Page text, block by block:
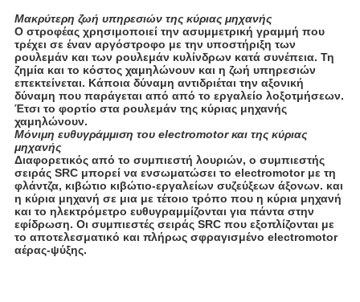
Μακρύτερη ζωή υπηρεσιών της κύριας μηχανής
Ο στροφέας χρησιμοποιεί την ασυμμετρική γραμμή που
τρέχει σε έναν αργόστροφο με την υποστήριξη των
ρουλεμάν και των ρουλεμάν κυλίνδρων κατά συνέπεια. Τη
ζημία και το κόστος χαμηλώνουν και η ζωή υπηρεσιών
επεκτείνεται. Κάποια δύναμη αντιδριέται την αξονική
δύναμη που παράγεται από από το εργαλείο λοξοτμήσεων.
Έτσι το φορτίο στα ρουλεμάν της κύριας μηχανής
χαμηλώνουν.
Μόνιμη ευθυγράμμιση του electromotor και της κύριας
μηχανής
Διαφορετικός από το συμπιεστή λουριών, ο συμπιεστής
σειράς SRC μπορεί να ενσωματώσει το electromotor με τη
φλάντζα, κιβώτιο κιβώτιο-εργαλείων συζεύξεων άξονων. και
η κύρια μηχανή σε μια με τέτοιο τρόπο που η κύρια μηχανή
και το ηλεκτρόμετρο ευθυγραμμίζονται για πάντα στην
εφίδρωση. Οι συμπιεστές σειράς SRC που εξοπλίζονται με
το αποτελεσματικό και πλήρως σφραγισμένο electromotor
αέρας-ψύξης.